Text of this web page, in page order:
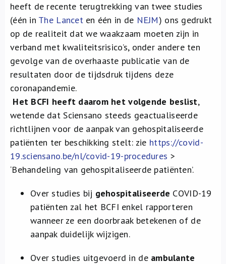
heeft de recente terugtrekking van twee studies
(één in The Lanceten één in de NEJM) ons gedrukt
op de realiteit dat we waakzaam moeten zijn in
verband met kwaliteitsrisico’s, onder andere ten
gevolge van de overhaaste publicatie van de
resultaten door de tijdsdruk tijdens deze
coronapandemie.
Het BCFI heeft daarom het volgende beslist,
wetende dat Sciensano steeds geactualiseerde
richtlijnen voor de aanpak van gehospitaliseerde
patiënten ter beschikking stelt: zie https://covid-
19.sciensano.be/nl/covid-19-procedures >
‘Behandeling van gehospitaliseerde patiënten’.
Over studies bij gehospitaliseerde COVID-19
patiënten zal het BCFI enkel rapporteren
wanneer ze een doorbraak betekenen of de
aanpak duidelijk wijzigen.
Over studies uitgevoerd in de ambulante